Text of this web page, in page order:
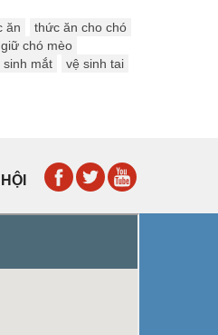
ăn
thức ăn cho chó
chó mèo
sinh mắt
vệ sinh tai